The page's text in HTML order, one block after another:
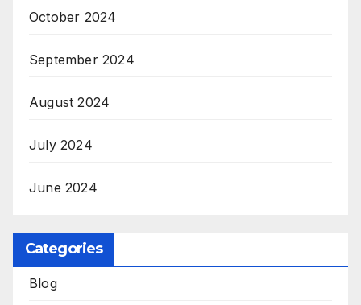
October 2024
September 2024
August 2024
July 2024
June 2024
Categories
Blog